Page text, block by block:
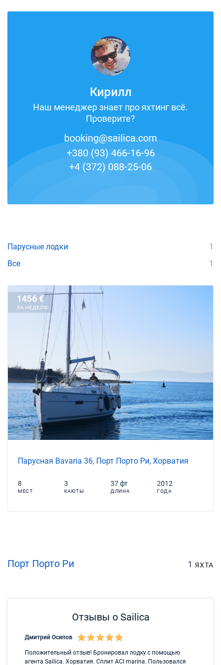
Кирилл
Наш менеджер знает про яхтинг всё.
Проверите?
booking@sailica.com
+380 (93) 466-16-96
+4 (372) 088-25-06
Парусные лодки
1
Все
1
1456 €
ЗА НЕДЕЛЮ
Парусная Bavaria 36, Порт Порто Ри, Хорватия
8
МЕСТ
3
КАЮТЫ
37 фт
ДЛИНА
2012
ГОДА
Порт Порто Ри 1 ЯХТА
Отзывы о Sailica
Дмитрий Осипов
Положительный отзыв! Бронировал лодку с помощью
агента Sailica. Хорватия. Сплит ACI marina. Пользовался